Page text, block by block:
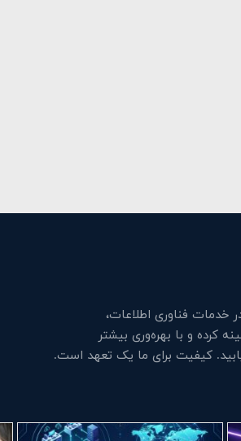
فناوری اطلاعات،
کرده و با بهره‌وری بیشتر
کیفیت برای ما یک تعهد است.